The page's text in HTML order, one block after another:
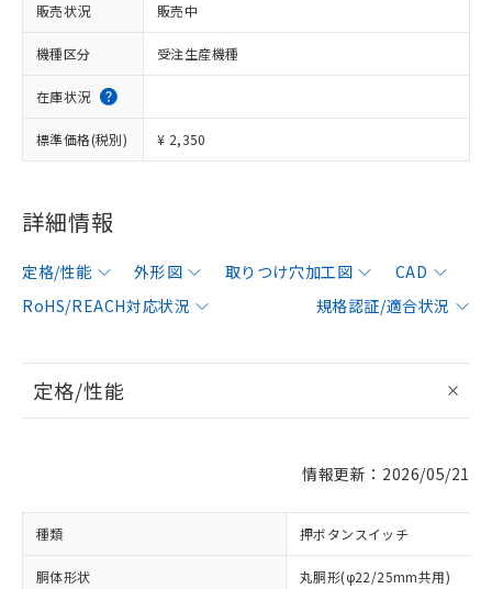
販売状況 販売中
機種区分 受注生産機種
在庫状況
標準価格(税別) ¥ 2,350
詳細情報
定格/性能 外形図 取りつけ穴加工図
CAD
RoHS/REACH対応状況
規格認証/適合状況
定格/性能
情報更新：2026/05/21
種類 押ボタンスイッチ
胴体形状 丸胴形(φ22/25mm共用)